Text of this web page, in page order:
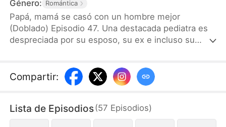
Género: Romántica
Papá, mamá se casó con un hombre mejor
(Doblado) Episodio 47. Una destacada pediatra es
despreciada por su esposo, su ex e incluso su
humillan públicamente y la obligan a asumir la culpa
por la ex de su esposo. Destrozada, se divorcia de
la ciudad y se reúne con su hijo biológico,
intercambiado al nacer. Al final, no tienen más
Compartir:
Lista de Episodios(57 Episodios)